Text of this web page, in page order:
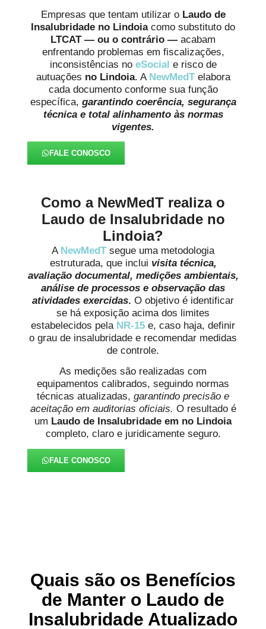
Empresas que tentam utilizar o Laudo de
Insalubridade no Lindoiacomo substituto do
LTCAT — ou o contrário — acabam
enfrentando problemas em fiscalizações,
inconsistências no eSocial e risco de
autuações no Lindoia. A NewMedT elabora
cada documento conforme sua função
específica, garantindo coerência, segurança
técnica e total alinhamento às normas
vigentes.
FALE CONOSCO
Como a NewMedT realiza o
Laudo de Insalubridade no
Lindoia?
A NewMedT segue uma metodologia
estruturada, que inclui visita técnica,
avaliação documental, medições ambientais,
análise de processos e observação das
atividades exercidas. O objetivo é identificar
se há exposição acima dos limites
estabelecidos pela NR-15 e, caso haja, definir
o grau de insalubridade e recomendar medidas
de controle.
As medições são realizadas com
equipamentos calibrados, seguindo normas
técnicas atualizadas, garantindo precisão e
aceitação em auditorias oficiais. O resultado é
um Laudo de Insalubridade em no Lindoia
completo, claro e juridicamente seguro.
FALE CONOSCO
Quais são os Benefícios
de Manter o Laudo de
Insalubridade Atualizado